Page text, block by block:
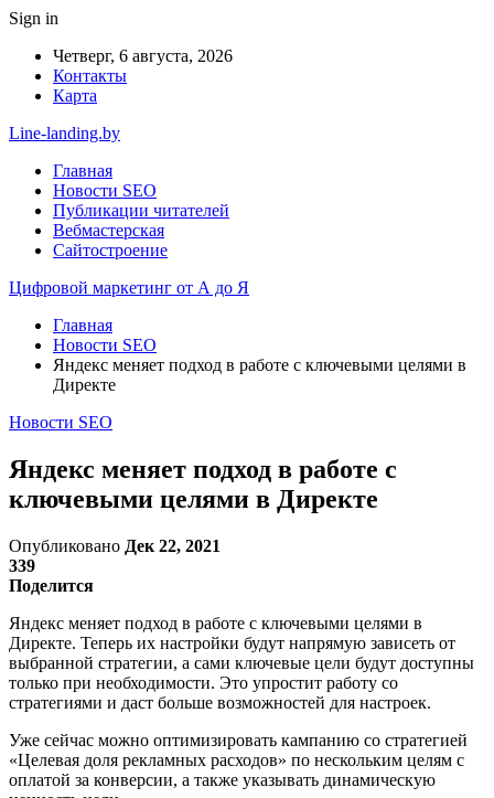
Sign in
Четверг, 6 августа, 2026
Контакты
Карта
Line-landing.by
Главная
Новости SEO
Публикации читателей
Вебмастерская
Сайтостроение
Цифровой маркетинг от А до Я
Главная
Новости SEO
Яндекс меняет подход в работе с ключевыми целями в
Директе
Новости SEO
Яндекс меняет подход в работе с
ключевыми целями в Директе
Опубликовано Дек 22, 2021
339
Поделится
Яндекс меняет подход в работе с ключевыми целями в
Директе. Теперь их настройки будут напрямую зависеть от
выбранной стратегии, а сами ключевые цели будут доступны
только при необходимости. Это упростит работу со
стратегиями и даст больше возможностей для настроек.
Уже сейчас можно оптимизировать кампанию со стратегией
«Целевая доля рекламных расходов» по нескольким целям с
оплатой за конверсии, а также указывать динамическую